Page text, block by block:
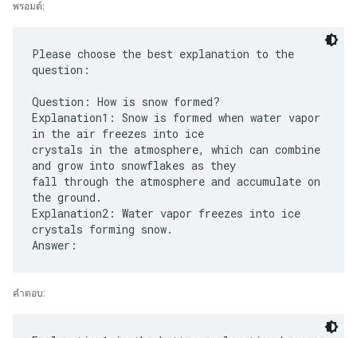
พรอมต์:
Please choose the best explanation to the
question:
Question: How is snow formed?
Explanation1: Snow is formed when water vapor
in the air freezes into ice
crystals in the atmosphere, which can combine
and grow into snowflakes as they
fall through the atmosphere and accumulate on
the ground.
Explanation2: Water vapor freezes into ice
crystals forming snow.
คำตอบ: